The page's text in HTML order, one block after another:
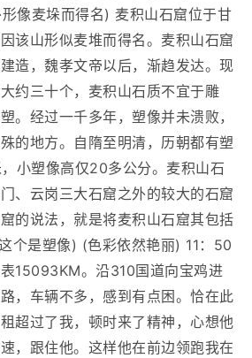
像麦垛而得名) 麦积山石窟位于甘
该山形似麦堆而得名。麦积山石窟
造，魏孝文帝以后，渐趋发达。现
约三十个，麦积山石质不宜于雕
。经过一千多年，塑像并未溃败，
的地方。自隋至明清，历朝都有塑
小塑像高仅20多公分。麦积山石
、云岗三大石窟之外的较大的石窟
的说法，就是将麦积山石窟其包括
个是塑像) (色彩依然艳丽) 11：50
15093KM。沿310国道向宝鸡进
，车辆不多，感到有点困。恰在此
超过了我，顿时来了精神，心想他
，跟住他。这样他在前边领跑我在